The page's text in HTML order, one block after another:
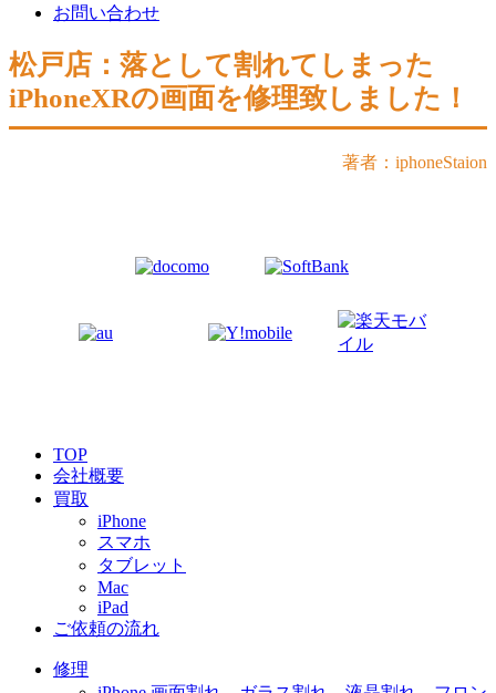
お問い合わせ
松戸店：落として割れてしまった
iPhoneXRの画面を修理致しました！
著者：iphoneStaion
TOP
会社概要
買取
iPhone
スマホ
タブレット
Mac
iPad
ご依頼の流れ
修理